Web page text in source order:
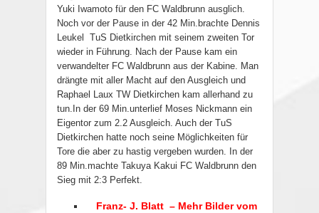
Yuki Iwamoto für den FC Waldbrunn ausglich.
Noch vor der Pause in der 42 Min.brachte Dennis
Leukel TuS Dietkirchen mit seinem zweiten Tor
wieder in Führung. Nach der Pause kam ein
verwandelter FC Waldbrunn aus der Kabine. Man
drängte mit aller Macht auf den Ausgleich und
Raphael Laux TW Dietkirchen kam allerhand zu
tun.In der 69 Min.unterlief Moses Nickmann ein
Eigentor zum 2.2 Ausgleich. Auch der TuS
Dietkirchen hatte noch seine Möglichkeiten für
Tore die aber zu hastig vergeben wurden. In der
89 Min.machte Takuya Kakui FC Waldbrunn den
Sieg mit 2:3 Perfekt.
Franz- J. Blatt – Mehr Bilder vom